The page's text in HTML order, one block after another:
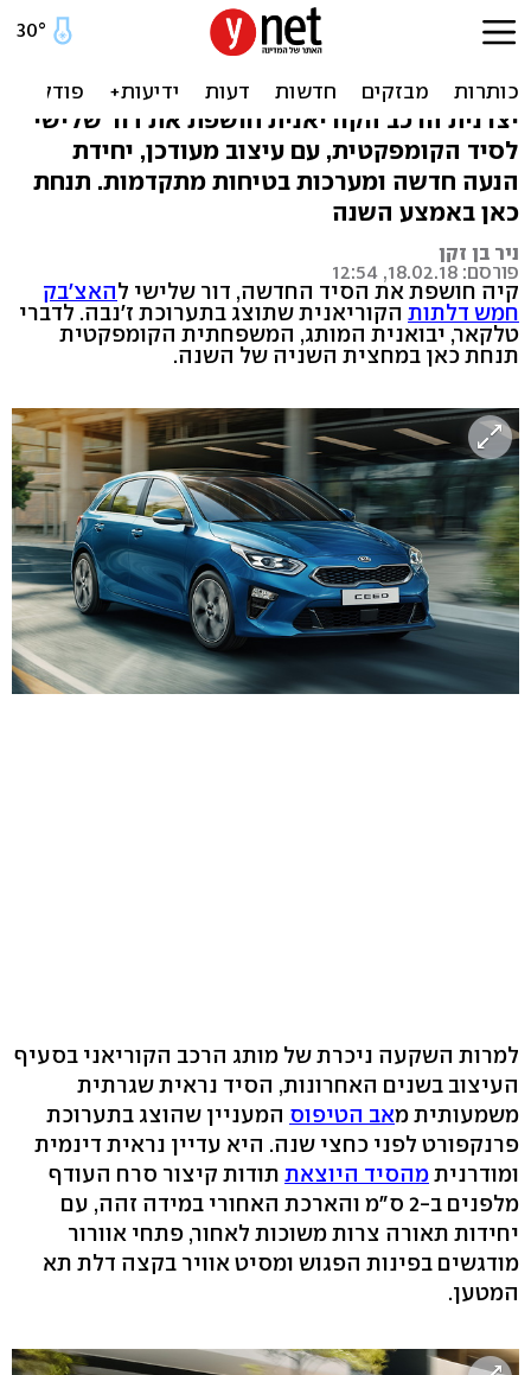
קיה סיד חדשה תגיע בעוד
מספר חודשים
יצרנית הרכב הקוריאנית חושפת את דור שלישי
לסיד הקומפקטית, עם עיצוב מעודכן, יחידת
הנעה חדשה ומערכות בטיחות מתקדמות. תנחת
כאן באמצע השנה
ניר בן זקן
פורסם: 18.02.18, 12:54
קיה חושפת את הסיד החדשה, דור שלישי להאצ'בק
חמש דלתות הקוריאנית שתוצג בתערוכת ז'נבה. לדברי
טלקאר, יבואנית המותג, המשפחתית הקומפקטית
תנחת כאן במחצית השניה של השנה.
למרות השקעה ניכרת של מותג הרכב הקוריאני בסעיף
העיצוב בשנים האחרונות, הסיד נראית שגרתית
משמעותית מאב הטיפוס המעניין שהוצג בתערוכת
פרנקפורט לפני כחצי שנה. היא עדיין נראית דינמית
ומודרניתמהסיד היוצאת תודות קיצור סרח העודף
מלפנים ב-2 ס"מ והארכת האחורי במידה זהה, עם
יחידות תאורה צרות משוכות לאחור, פתחי אוורור
מודגשים בפינות הפגוש ומסיט אוויר בקצה דלת תא
המטען.